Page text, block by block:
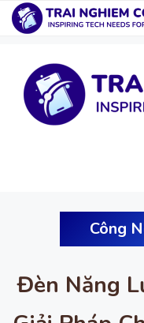
dung
Công
Đèn Năng